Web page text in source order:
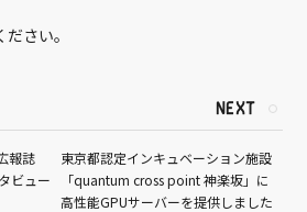
さい。
報誌
ビュー
NEXT
東京都認定インキュベーション施設
「quantum cross point 神楽坂」に
高性能GPUサーバーを提供しました